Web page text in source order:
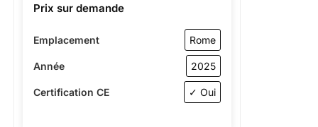
Prix sur demande
Emplacement Rome
Année 2025
Certification CE ✓ Oui